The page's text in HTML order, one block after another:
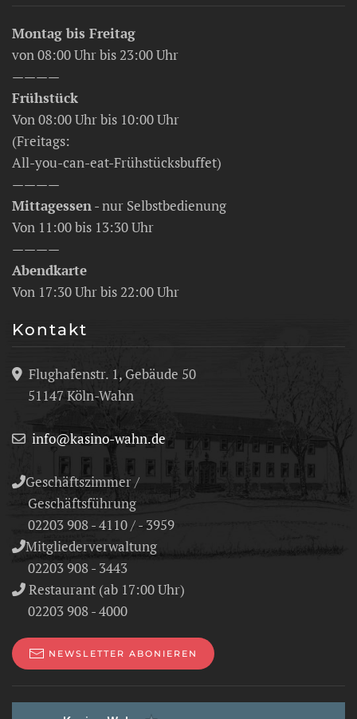
Montag bis Freitag
von 08:00 Uhr bis 23:00 Uhr
————
Frühstück
Von 08:00 Uhr bis 10:00 Uhr
(Freitags:
All-you-can-eat-Frühstücksbuffet)
————
Mittagessen- nur Selbstbedienung
Von 11:00 bis 13:30 Uhr
————
Abendkarte
Von 17:30 Uhr bis 22:00 Uhr
Kontakt
Flughafenstr. 1, Gebäude 50
51147 Köln-Wahn
info@kasino-wahn.de
Geschäftszimmer /
Geschäftsführung
02203 908 - 4110 / - 3959
Mitgliederverwaltung
02203 908 - 3443
Restaurant (ab 17:00 Uhr)
02203 908 - 4000
NEWSLETTER ABONIEREN